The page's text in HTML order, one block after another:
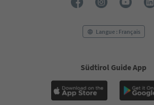
Langue : Français
Südtirol Guide App